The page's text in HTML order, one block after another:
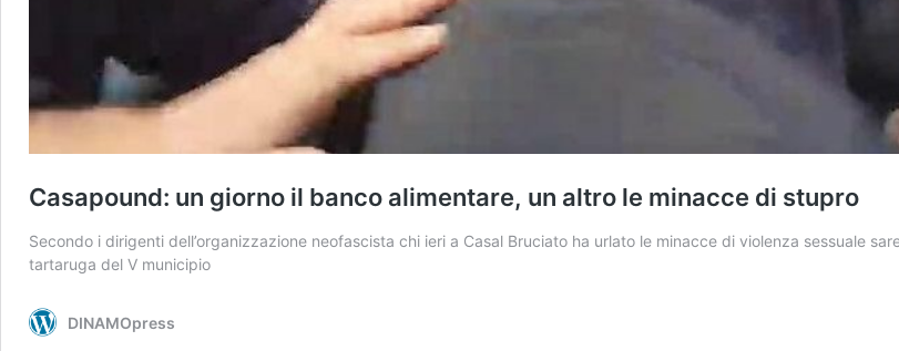
Casapound: un giorno il banco alimentare, un altro le minacce di stupro
Secondo i dirigenti dell’organizzazione neofascista chi ieri a Casal Bruciato ha urlato le minacce di violenza sessuale
tartaruga del V municipio
DINAMOpress